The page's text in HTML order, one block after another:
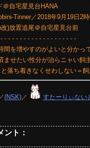
＠自宅星見台HANA
Tinner／2018年9月19日
)放置追尾＠自宅星見台前
- - - - - - - - - - - - - - - - - - -
間を増やすのがよいと分かっ
ませたい性分が治らニャい飼
と落ち着きなくせわしない＝
(NSK)／ すたーりぃない
ト：